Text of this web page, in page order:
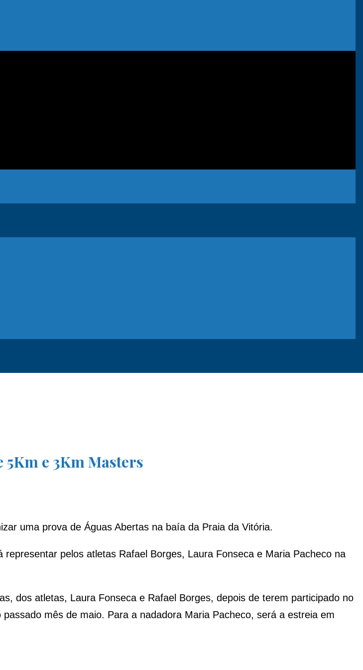
e 3Km Masters
uma prova de Águas Abertas na baía da Praia da Vitória.
pelos atletas Rafael Borges, Laura Fonseca e Maria Pacheco na
dos atletas, Laura Fonseca e Rafael Borges, depois de terem participado no
mês de maio. Para a nadadora Maria Pacheco, será a estreia em